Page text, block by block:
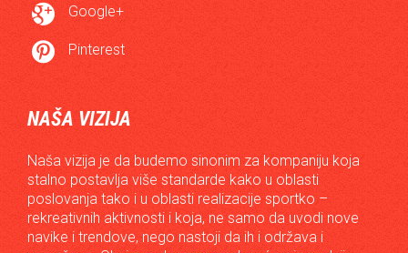
 Google+
 Pinterest
NAŠA VIZIJA
Naša vizija je da budemo sinonim za kompaniju koja
stalno postavlja više standarde kako u oblasti
poslovanja tako i u oblasti realizacije sportko –
rekreativnih aktivnosti i koja, ne samo da uvodi nove
navike i trendove, nego nastoji da ih i održava i